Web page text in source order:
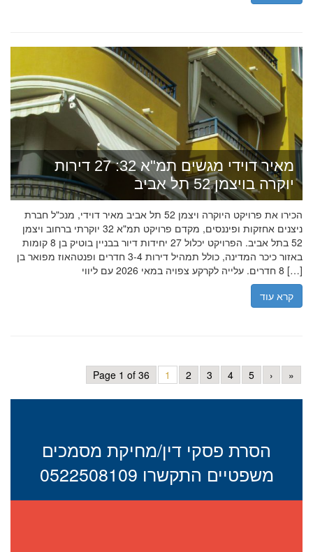
מאיר דוידי מגשים תמ"א 32: 27 דירות
יוקרה בויצמן 52 תל אביב
הכירו את פרויקט היוקרה ויצמן 52 תל אביב מאיר דוידי, מנכ"ל חברת
ניצנים אחזקות ופיננסים, מקדם פרויקט תמ"א 32 יוקרתי ברחוב ויצמן
52 בתל אביב. הפרויקט יכלול 27 יחידות דיור בבניין בוטיק בן 8 קומות
באזור כיכר המדינה, כולל תמהיל דירות 3-4 חדרים ופנטהאוז מפואר בן
8 חדרים. עלייה לקרקע צפויה במאי 2026 עם ליווי […]
קרא עוד
Page 1 of 36 1 2 3 4 5 › »
הסרת פסקי דין/מחיקת מסמכים
משפטיים התקשרו 0522508109